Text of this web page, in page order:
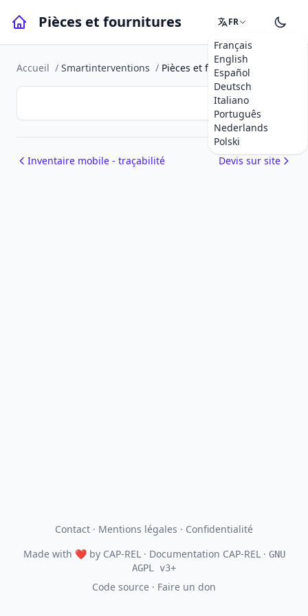
Pièces et fournitures FR
Français
English
Español
Deutsch
Italiano
Português
Nederlands
Polski
Accueil / Smartinterventions / Pièces et fournitures
Inventaire mobile - traçabilité Devis sur site
Contact · Mentions légales · Confidentialité
Made with ❤by CAP-REL· Documentation CAP-REL · GNU
AGPL v3+
Code source · Faire un don